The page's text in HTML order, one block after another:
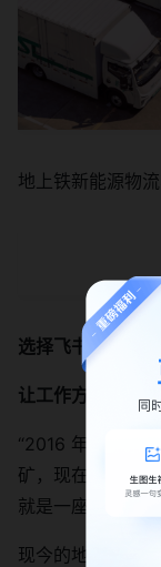
地上铁新能源物
选择飞书
让工作方式决定
“2016 年，我就
矿，现在只是开
就是一座矿。”
现今的地上铁已